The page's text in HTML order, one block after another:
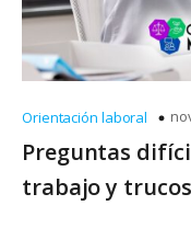
Orientación laboral
Preguntas
trabajo y